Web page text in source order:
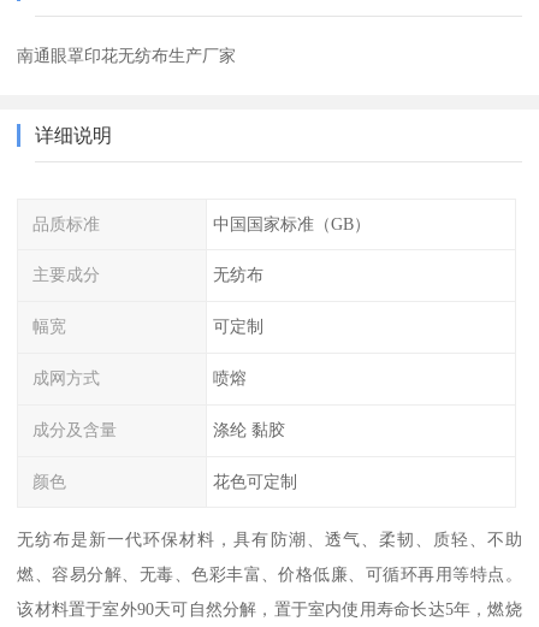
南通眼罩印花无纺布生产厂家
详细说明
品质标准 中国国家标准（GB）
主要成分 无纺布
幅宽 可定制
成网方式 喷熔
成分及含量 涤纶 黏胶
颜色 花色可定制
无纺布是新一代环保材料，具有防潮、透气、柔韧、质轻、不助
燃、容易分解、无毒、色彩丰富、价格低廉、可循环再用等特点。
该材料置于室外90天可自然分解，置于室内使用寿命长达5年，燃烧